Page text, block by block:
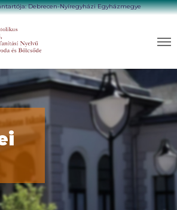
Debrecen-Nyíregyházi Egyházmegye